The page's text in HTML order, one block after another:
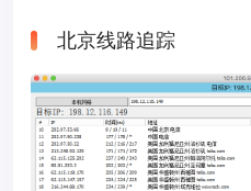
北京线路追踪